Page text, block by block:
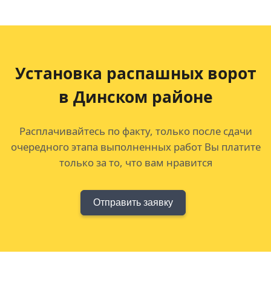
Установка распашных ворот
в Динском районе
Расплачивайтесь по факту, только после сдачи
очередного этапа выполненных работ Вы платите
только за то, что вам нравится
Отправить заявку